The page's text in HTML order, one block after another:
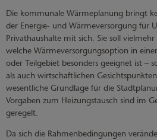
Die kommunale Wärmeplanung bringt
der Energie- und Wärmeversorgung für
Privathaushalte mit sich. Sie soll
welche Wärmeversorgungsoption in
oder Teilgebiet besonders geeignet ist –
als auch wirtschaftlichen
wesentliche Grundlage für die
Vorgaben zum Heizungstausch sind im
geregelt.
Da sich die Rahmenbedingungen